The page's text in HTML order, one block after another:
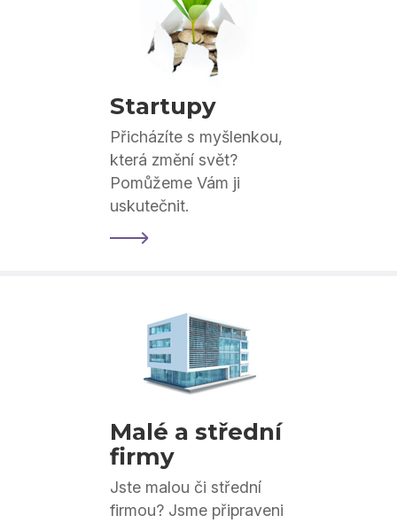
Startupy
Přicházíte s myšlenkou,
která změní svět?
Pomůžeme Vám ji
uskutečnit.
Malé a střední
firmy
Jste malou či střední
firmou? Jsme připraveni